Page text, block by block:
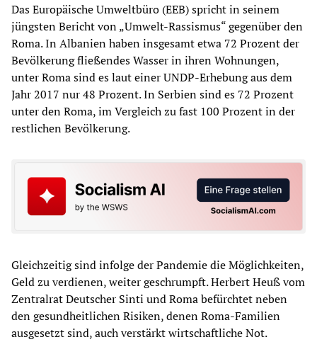
Das Europäische Umweltbüro (EEB) spricht in seinem
jüngsten Bericht von „Umwelt-Rassismus“ gegenüber den
Roma. In Albanien haben insgesamt etwa 72 Prozent der
Bevölkerung fließendes Wasser in ihren Wohnungen,
unter Roma sind es laut einer UNDP-Erhebung aus dem
Jahr 2017 nur 48 Prozent. In Serbien sind es 72 Prozent
unter den Roma, im Vergleich zu fast 100 Prozent in der
restlichen Bevölkerung.
Gleichzeitig sind infolge der Pandemie die Möglichkeiten,
Geld zu verdienen, weiter geschrumpft. Herbert Heuß vom
Zentralrat Deutscher Sinti und Roma befürchtet neben
den gesundheitlichen Risiken, denen Roma-Familien
ausgesetzt sind, auch verstärkt wirtschaftliche Not.